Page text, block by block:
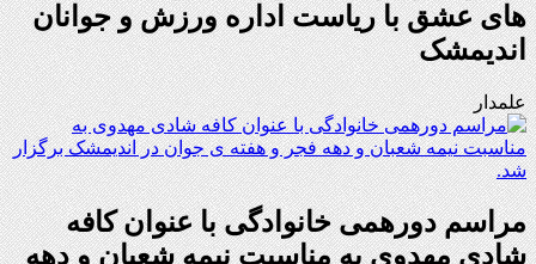
های عشق با ریاست اداره ورزش و جوانان
اندیمشک
علمدار
مراسم دورهمی خانوادگی با عنوان کافه
شادی مهدوی به مناسبت نیمه شعبان و دهه